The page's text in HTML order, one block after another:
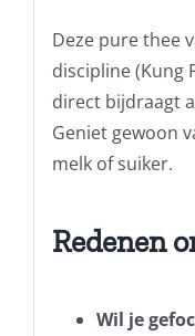
Deze pure thee
discipline (Kung
direct bijdraagt
Geniet gewoon
melk of suiker.
Redenen
Wil je